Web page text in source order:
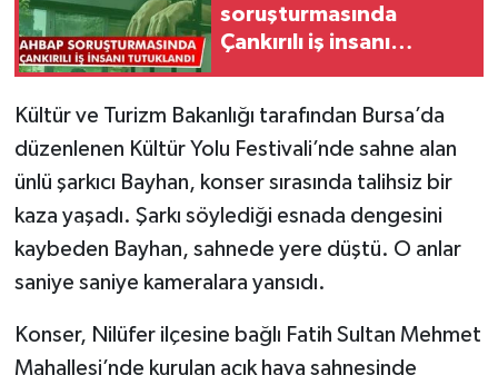
soruşturmasında
Çankırılı iş insanı
Kültür ve Turizm Bakanlığı tarafından Bursa’da
düzenlenen Kültür Yolu Festivali’nde sahne alan
ünlü şarkıcı Bayhan, konser sırasında talihsiz bir
kaza yaşadı. Şarkı söylediği esnada dengesini
kaybeden Bayhan, sahnede yere düştü. O anlar
saniye saniye kameralara yansıdı.
Konser, Nilüfer ilçesine bağlı Fatih Sultan Mehmet
Mahallesi’nde kurulan açık hava sahnesinde
TÜRKİYE
DÜNYA